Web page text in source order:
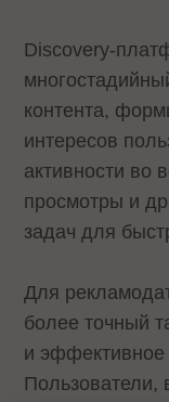
Discovery-
контента,
интересов
активности во
просмотры и
задач для
Для
более точный
и
Пользователи,